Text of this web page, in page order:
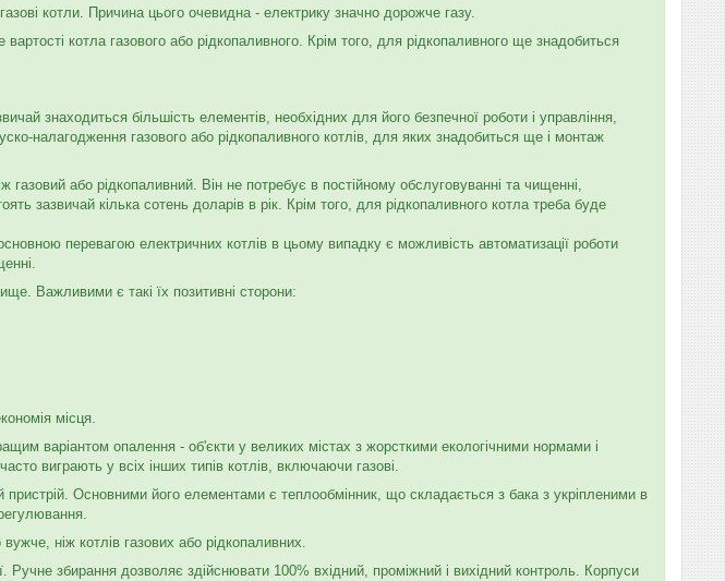
котли. Причина цього очевидна - електрику значно дорожче газу.
котла газового або рідкопаливного. Крім того, для рідкопаливного ще знадобиться
знаходиться більшість елементів, необхідних для його безпечної роботи і управління,
налагодження газового або рідкопаливного котлів, для яких знадобиться ще і монтаж
газовий або рідкопаливний. Він не потребує в постійному обслуговуванні та чищенні,
зазвичай кілька сотень доларів в рік. Крім того, для рідкопаливного котла треба буде
перевагою електричних котлів в цьому випадку є можливість автоматизації роботи
Важливими є такі їх позитивні сторони:
місця.
варіантом опалення - об'єкти у великих містах з жорсткими екологічними нормами і
виграють у всіх інших типів котлів, включаючи газові.
Основними його елементами є теплообмінник, що складається з бака з укріпленими в
вужче, ніж котлів газових або рідкопаливних.
Ручне збирання дозволяє здійснювати 100% вхідний, проміжний і вихідний контроль. Корпуси